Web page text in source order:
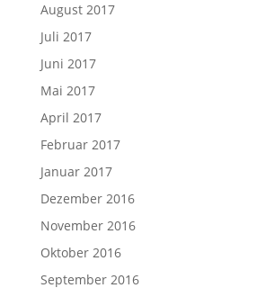
August 2017
Juli 2017
Juni 2017
Mai 2017
April 2017
Februar 2017
Januar 2017
Dezember 2016
November 2016
Oktober 2016
September 2016